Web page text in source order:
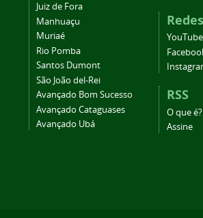
Juiz de Fora
Manhuaçu
Muriaé
Rio Pomba
Santos Dumont
São João del-Rei
Avançado Bom Sucesso
Avançado Cataguases
Avançado Ubá
YouTube
RSS
O que é?
Assine